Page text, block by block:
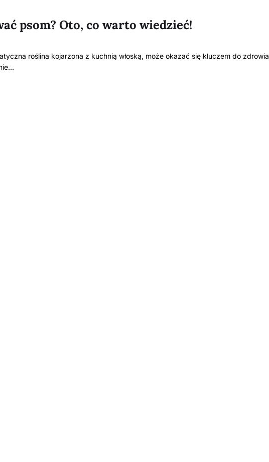
psom? Oto, co warto wiedzieć!
roślina kojarzona z kuchnią włoską, może okazać się kluczem do zdrowia